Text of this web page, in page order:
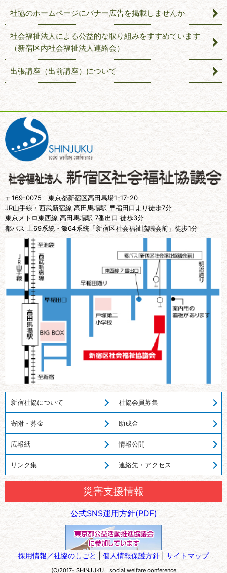
社協のホームページにバナー広告を掲載しませんか
社会福祉法人による公益的な取り組みをすすめています
（新宿区内社会福祉法人連絡会）
出張講座（出前講座）について
〒169-0075 東京都新宿区高田馬場1-17-20
JR山手線・西武新宿線 高田馬場駅 早稲田口より徒歩7分
東京メトロ東西線 高田馬場駅 7番出口 徒歩3分
都バス 上69系統・飯64系統「新宿区社会福祉協議会前」徒歩1分
新宿社協について 社協会員募集
寄附・募金 助成金
広報紙 情報公開
リンク集 連絡先・アクセス
災害支援情報
公式SNS運用方針(PDF)
採用情報／社協のしごと |個人情報保護方針 | サイトマップ
(C)2017- SHINJUKU social welfare conference